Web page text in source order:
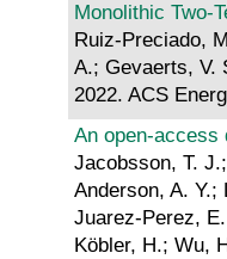
Monolithic Two-
Ruiz-Preciado,
A.; Gevaerts, V.
2022. ACS
An open-access
Jacobsson, T.
Anderson, A.
Juarez-Perez,
Köbler, H.; Wu,